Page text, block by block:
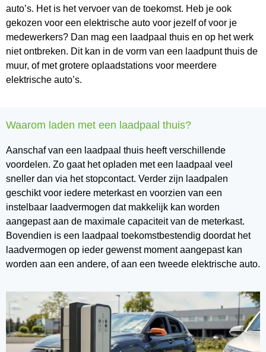
auto’s. Het is het vervoer van de toekomst. Heb je ook
gekozen voor een elektrische auto voor jezelf of voor je
medewerkers? Dan mag een laadpaal thuis en op het werk
niet ontbreken. Dit kan in de vorm van een laadpunt thuis de
muur, of met grotere oplaadstations voor meerdere
elektrische auto’s.
Waarom laden met een laadpaal thuis?
Aanschaf van een laadpaal thuis heeft verschillende
voordelen. Zo gaat het opladen met een laadpaal veel
sneller dan via het stopcontact. Verder zijn laadpalen
geschikt voor iedere meterkast en voorzien van een
instelbaar laadvermogen dat makkelijk kan worden
aangepast aan de maximale capaciteit van de meterkast.
Bovendien is een laadpaal toekomstbestendig doordat het
laadvermogen op ieder gewenst moment aangepast kan
worden aan een andere, of aan een tweede elektrische auto.